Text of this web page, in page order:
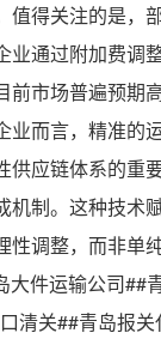
得关注的是，
通过附加费
市场普遍预期
而言，精准
应链体系的重
制。这种技术
调整，而非单
件运输公司
清关##青岛报